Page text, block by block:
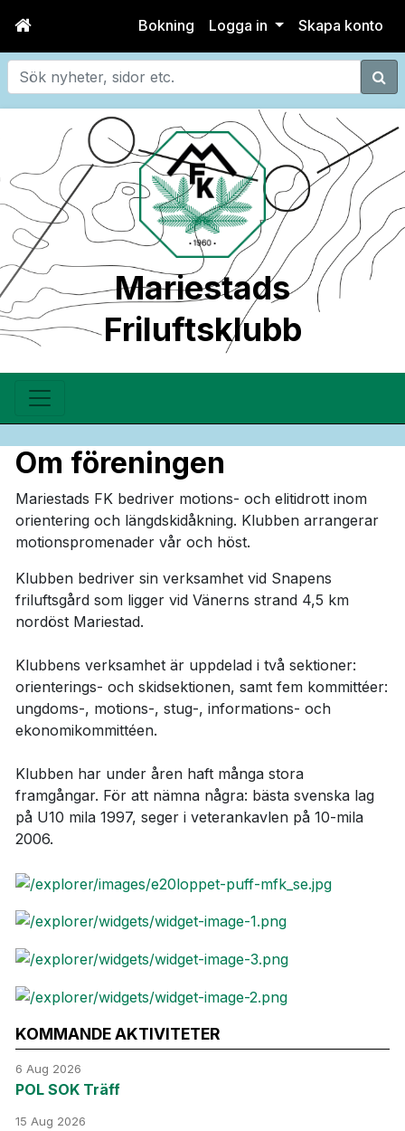
Bokning Logga in Skapa konto
Sök
Mariestads
Friluftsklubb
Om föreningen
Mariestads FK bedriver motions- och elitidrott inom
orientering och längdskidåkning. Klubben arrangerar
motionspromenader vår och höst.
Klubben bedriver sin verksamhet vid Snapens
friluftsgård som ligger vid Vänerns strand 4,5 km
nordöst Mariestad.
Klubbens verksamhet är uppdelad i två sektioner:
orienterings- och skidsektionen, samt fem kommittéer:
ungdoms-, motions-, stug-, informations- och
ekonomikommittéen.
Klubben har under åren haft många stora
framgångar. För att nämna några: bästa svenska lag
på U10 mila 1997, seger i veterankavlen på 10-mila
2006.
KOMMANDE AKTIVITETER
6 Aug 2026
POL SOK Träff
15 Aug 2026